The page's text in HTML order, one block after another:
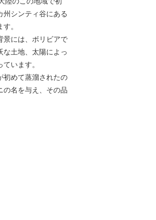
州シンティ谷にある
。
景には、ボリビアで
な土地、太陽によっ
います。
初めて蒸溜されたの
の名を与え、その品